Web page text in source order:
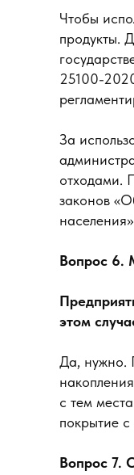
Чтобы
продукты.
25100-
За
отходами.
законов
Вопрос
этом
Да, нужно.
с тем
покрытие с
Вопрос 7.